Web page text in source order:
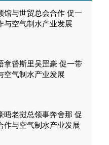
馆与世贸总会合作 促一
与空气制水产业发展
拿督斯里吴罡豪 促一带
空气制水产业发展
晤老挝总领事奔舍那 促
作与空气制水产业发展